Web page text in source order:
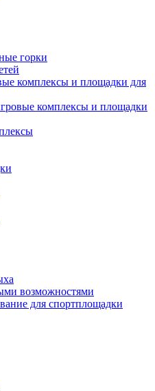
горки
комплексы и площадки для
комплексы и площадки
возможностями
для спортплощадки